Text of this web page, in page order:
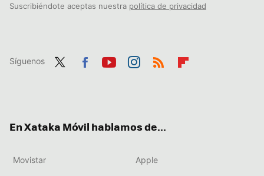
Suscribiéndote aceptas nuestra política de privacidad
Síguenos
En Xataka Móvil hablamos de...
Movistar Apple